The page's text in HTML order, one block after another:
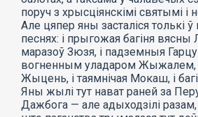
поруч з хрысціянскімі святымі і
Але цяпер яны засталіся толькі ў
песнях: і прыгожая багіня вясны
маразоў Зюзя, і падземныя
вогненным уладаром Жыжалем,
Жыцень, і таямнічая Мокаш, і
Яны жылі тут нават раней за
Дажбога — але адыходзілі